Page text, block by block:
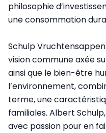
philosophie
une consommation
Schulp
vision commune axée
ainsi que le bien-être
l’environnement,
terme, une
familiales. Albert
avec passion pour en